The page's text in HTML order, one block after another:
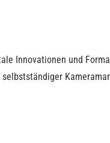
Innovationen und